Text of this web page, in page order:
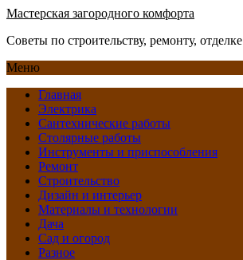
Мастерская загородного комфорта
Советы по строительству, ремонту, отделке
Меню
Главная
Электрика
Сантехнические работы
Столярные работы
Инструменты и приспособления
Ремонт
Строительство
Дизайн и интерьер
Материалы и технологии
Дача
Сад и огород
Разное